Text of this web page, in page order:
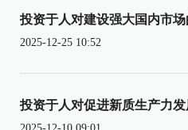
投资于人对建设强大国内市
2025-12-25 10:52
投资于人对促进新质生产力发